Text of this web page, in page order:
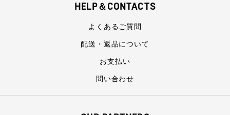
HELP＆CONTACTS
よくあるご質問
配送・返品について
お支払い
問い合わせ